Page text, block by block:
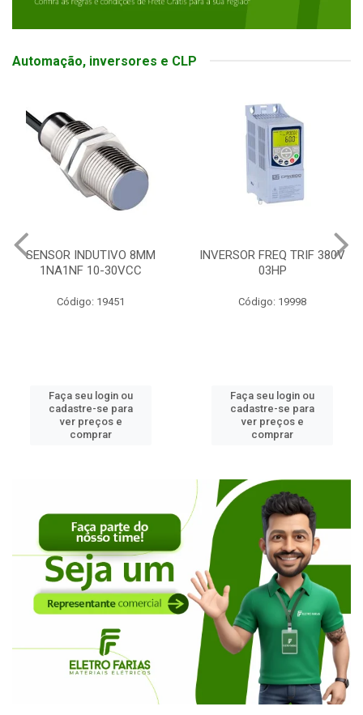
Automação, inversores e CLP
SENSOR INDUTIVO 8MM
1NA1NF 10-30VCC
Código: 19451
Faça seu login ou
cadastre-se para
ver preços e
comprar
INVERSOR FREQ TRIF 380V
03HP
Código: 19998
Faça seu login ou
cadastre-se para
ver preços e
comprar